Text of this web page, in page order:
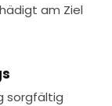
am Ziel
sorgfältig